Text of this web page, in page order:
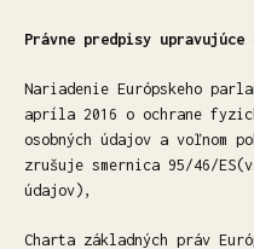
Právne predpisy
Nariadenie Európskeho
apríla 2016 o ochrane
osobných údajov a voľnom
zrušuje smernica 95/46/
údajov),
Charta základných práv